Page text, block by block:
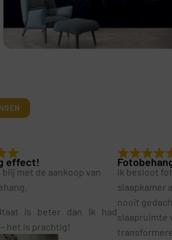
effect!
blij met de aankoop van
is beter dan ik had
het is prachtig!
Ik besloot
slaapkamer
nooit
slaapruimte